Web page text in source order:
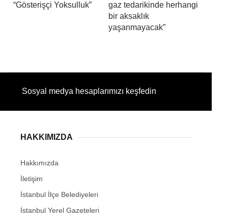
“Gösterişçi Yoksulluk”
gaz tedarikinde herhangi
bir aksaklık
yaşanmayacak”
Sosyal medya hesaplarımızı keşfedin
HAKKIMIZDA
Hakkımızda
İletişim
İstanbul İlçe Belediyeleri
İstanbul Yerel Gazeteleri